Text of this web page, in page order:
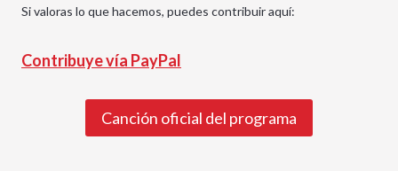
Si valoras lo que hacemos, puedes contribuir aquí:
Contribuye vía PayPal
Canción oficial del programa